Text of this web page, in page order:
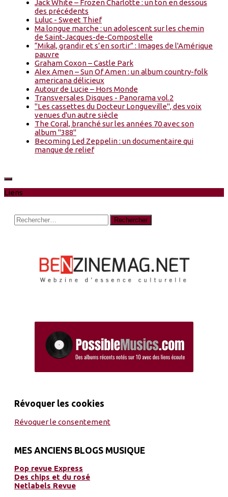
Jack White – Frozen Charlotte : un ton en dessous
des précédents
Luluc - Sweet Thief
Ma longue marche : un adolescent sur les chemin
de Saint-Jacques-de-Compostelle
“Mikal, grandir et s’en sortir” : Images de l'Amérique
pauvre
Graham Coxon – Castle Park
Alex Amen – Sun Of Amen : un album country-folk
americana délicieux
Autour de Lucie – Hors Monde
Transversales Disques - Panorama vol.2
"Les cassettes du Docteur Longueville", des voix
venues d'un autre siècle
The Coral, branché sur les années 70 avec son
album "388"
Becoming Led Zeppelin : un documentaire qui
manque de relief
Liens
Rechercher :
Révoquer les cookies
Révoquer le consentement
MES ANCIENS BLOGS MUSIQUE
Pop revue Express
Des chips et du rosé
Netlabels Revue